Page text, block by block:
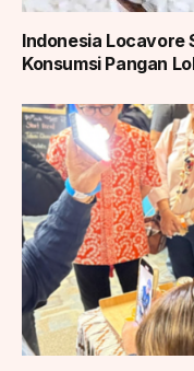
Indonesia Locavore
Konsumsi Pangan